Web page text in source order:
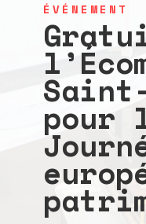
ÉVÉNEMENT
pour